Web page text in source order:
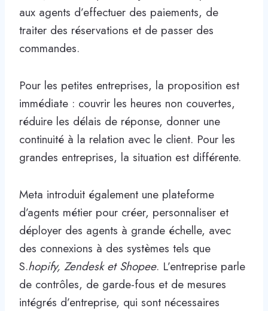
aux agents d’effectuer des paiements, de
traiter des réservations et de passer des
commandes.
Pour les petites entreprises, la proposition est
immédiate : couvrir les heures non couvertes,
réduire les délais de réponse, donner une
continuité à la relation avec le client. Pour les
grandes entreprises, la situation est différente.
Meta introduit également une plateforme
d’agents métier pour créer, personnaliser et
déployer des agents à grande échelle, avec
des connexions à des systèmes tels que
S.hopify, Zendesk et Shopee. L’entreprise parle
de contrôles, de garde-fous et de mesures
intégrés d’entreprise, qui sont nécessaires